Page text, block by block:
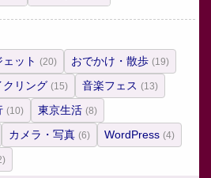
ェット (20) おでかけ・散歩 (19)
クリング (15) 音楽フェス (13)
(10) 東京生活 (8)
カメラ・写真 (6) WordPress (4)